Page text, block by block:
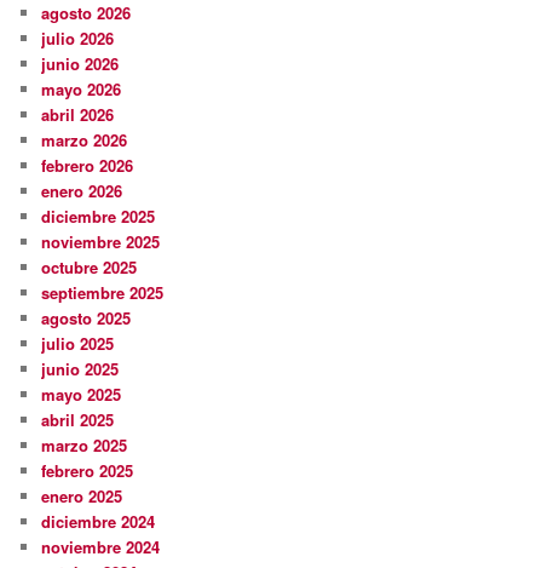
agosto 2026
julio 2026
junio 2026
mayo 2026
abril 2026
marzo 2026
febrero 2026
enero 2026
diciembre 2025
noviembre 2025
octubre 2025
septiembre 2025
agosto 2025
julio 2025
junio 2025
mayo 2025
abril 2025
marzo 2025
febrero 2025
enero 2025
diciembre 2024
noviembre 2024